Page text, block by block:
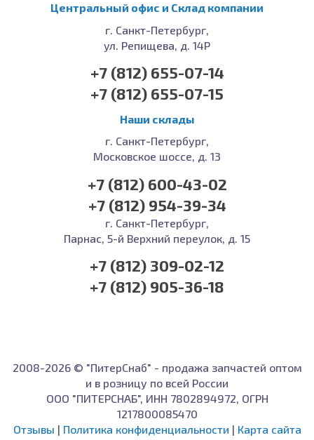
Центральный офис и Cклад компании
г. Санкт-Петербург,
ул. Репищева, д. 14Р
+7 (812) 655-07-14
+7 (812) 655-07-15
Наши склады
г. Санкт-Петербург,
Московское шоссе, д. 13
+7 (812) 600-43-02
+7 (812) 954-39-34
г. Санкт-Петербург,
Парнас, 5-й Верхний переулок, д. 15
+7 (812) 309-02-12
+7 (812) 905-36-18
2008-2026 © "ПитерСнаб" - продажа запчастей оптом
и в розницу по всей России
ООО "ПИТЕРСНАБ", ИНН 7802894972, ОГРН
1217800085470
Отзывы | Политика конфиденциальности | Карта сайта